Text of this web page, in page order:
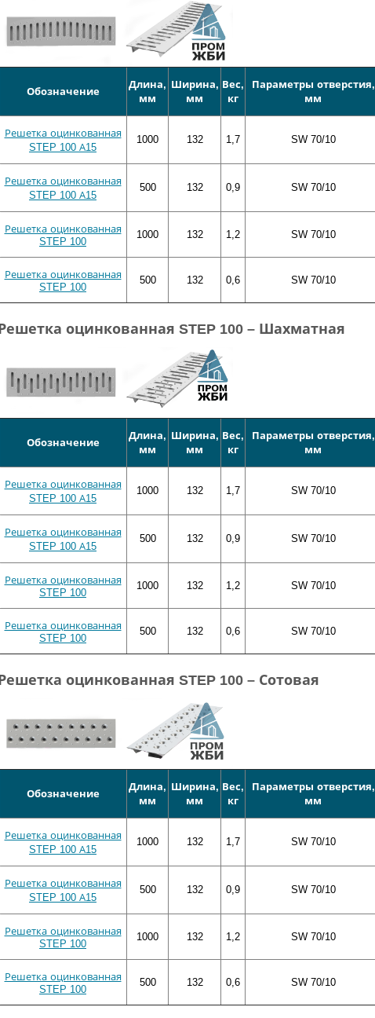
Обозначение
Длина,
мм
Ширина,
мм
Вес,
кг
Параметры отверстия,
мм
Решетка оцинкованная
STEP 100 А15
1000 132 1,7 SW 70/10
Решетка оцинкованная
STEP 100 А15
500 132 0,9 SW 70/10
Решетка оцинкованная
STEP 100
1000 132 1,2 SW 70/10
Решетка оцинкованная
STEP 100
500 132 0,6 SW 70/10
Решетка оцинкованная STEP 100 – Шахматная
Обозначение
Длина,
мм
Ширина,
мм
Вес,
кг
Параметры отверстия,
мм
Решетка оцинкованная
STEP 100 А15
1000 132 1,7 SW 70/10
Решетка оцинкованная
STEP 100 А15
500 132 0,9 SW 70/10
Решетка оцинкованная
STEP 100
1000 132 1,2 SW 70/10
Решетка оцинкованная
STEP 100
500 132 0,6 SW 70/10
Решетка оцинкованная STEP 100 – Сотовая
Обозначение
Длина,
мм
Ширина,
мм
Вес,
кг
Параметры отверстия,
мм
Решетка оцинкованная
STEP 100 А15
1000 132 1,7 SW 70/10
Решетка оцинкованная
STEP 100 А15
500 132 0,9 SW 70/10
Решетка оцинкованная
STEP 100
1000 132 1,2 SW 70/10
Решетка оцинкованная
STEP 100
500 132 0,6 SW 70/10